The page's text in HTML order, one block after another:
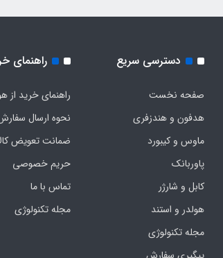
دسترسی سریع
صفحه نخست
هدفون‌ و‌ هندزفری
ماوس و کیبورد
پاوربانک
کابل و شارژر
هولدر و استند
مجله تکنولوژی
راهنمای
راهنمای خرید از
نحوه ارسال
ضمانت تعویض
حریم خصوصی
تماس با ما
مجله تکنولوژی